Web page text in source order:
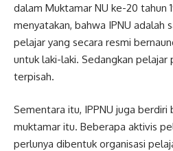
dalam Muktamar NU ke-20 tahun
menyatakan, bahwa IPNU adalah
pelajar yang secara resmi
untuk laki-laki. Sedangkan pelajar
terpisah.
Sementara itu, IPPNU juga berdiri
muktamar itu. Beberapa aktivis
perlunya dibentuk organisasi